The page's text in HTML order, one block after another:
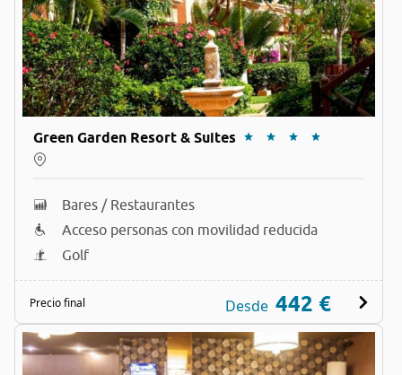
Green Garden Resort & Suites
Bares / Restaurantes
Acceso personas con movilidad reducida
Golf
Precio final Desde 442 €